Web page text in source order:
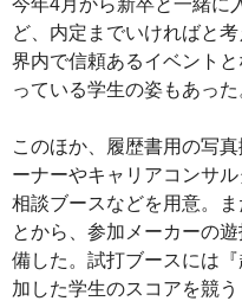
今年4月から新卒と一緒に
ど、内定までいければと
界内で信頼あるイベント
っている学生の姿もあった
このほか、履歴書用の写
ーナーやキャリアコンサ
相談ブースなどを用意。
とから、参加メーカーの
備した。試打ブースには
加した学生のスコアを競